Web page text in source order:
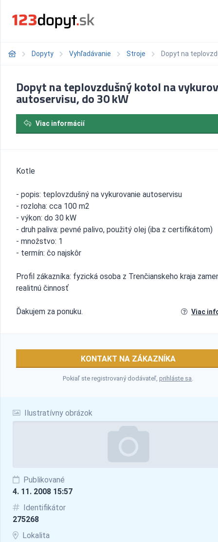
Dopyty Vyhľadávanie Stroje Dopyt na
Ilustratívny obrázok
Publikované
4. 11. 2008 15:57
Identifikátor
275268
Lokalita
Dopyt na teplovzdušný kotol na
autoservisu, do 30 kW
Viac informácií
Kotle
- popis: teplovzdušný na vykurovanie autoservisu
- rozloha: cca 100 m2
- výkon: do 30 kW
- druh paliva: pevné palivo, použitý olej (iba z certifikátom)
- množstvo: 1
- termín: čo najskôr
Profil zákazníka: fyzická osoba z Trenčianskeho kraja
realitnú činnosť
Ďakujem za ponuku. Viac
KONTAKT NA ZÁKAZNÍKA
Pokiaľ ste registrovaný dodávateľ,prihláste sa.